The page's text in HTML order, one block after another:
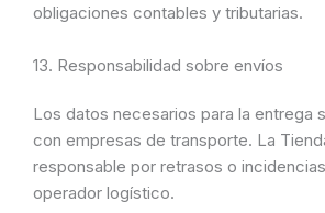
obligaciones contables y tributarias.
13. Responsabilidad sobre envíos
Los datos necesarios para la entrega
con empresas de transporte. La
responsable por retrasos o
operador logístico.